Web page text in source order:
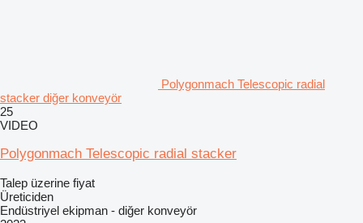
Polygonmach Telescopic radial
stacker diğer konveyör
25
VIDEO
Polygonmach Telescopic radial stacker
Talep üzerine fiyat
Üreticiden
Endüstriyel ekipman - diğer konveyör